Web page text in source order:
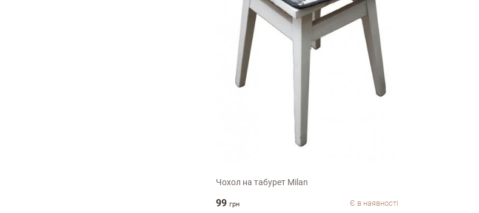
Чохол на табурет Milan
99 грн Є в наявності